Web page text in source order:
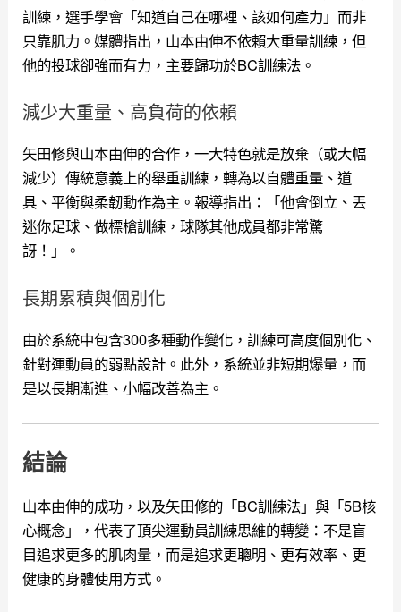
訓練，選手學會「知道自己在哪裡、該如何產力」而非
只靠肌力。媒體指出，山本由伸不依賴大重量訓練，但
他的投球卻強而有力，主要歸功於BC訓練法。
減少大重量、高負荷的依賴
矢田修與山本由伸的合作，一大特色就是放棄（或大幅
減少）傳統意義上的舉重訓練，轉為以自體重量、道
具、平衡與柔韌動作為主。報導指出：「他會倒立、丟
迷你足球、做標槍訓練，球隊其他成員都非常驚
訝！」。
長期累積與個別化
由於系統中包含300多種動作變化，訓練可高度個別化、
針對運動員的弱點設計。此外，系統並非短期爆量，而
是以長期漸進、小幅改善為主。
結論
山本由伸的成功，以及矢田修的「BC訓練法」與「5B核
心概念」，代表了頂尖運動員訓練思維的轉變：不是盲
目追求更多的肌肉量，而是追求更聰明、更有效率、更
健康的身體使用方式。